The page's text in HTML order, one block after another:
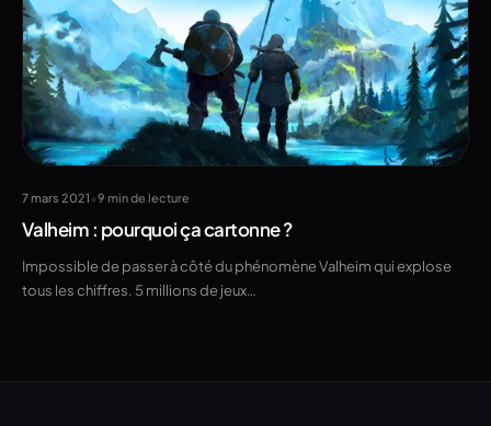
7 mars 2021 •9 min de lecture
Valheim : pourquoi ça cartonne ?
Impossible de passer à côté du phénomène Valheim qui explose
tous les chiffres. 5 millions de jeux…